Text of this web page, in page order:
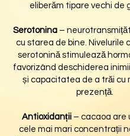
eliberăm tipare vechi de
Serotonina–
cu starea de bine. Nivelurile
serotonină stimulează
favorizând deschiderea
și capacitatea de a trăi cu
prezență.
Antioxidanții– cacaoa are
cele mai mari concentrații